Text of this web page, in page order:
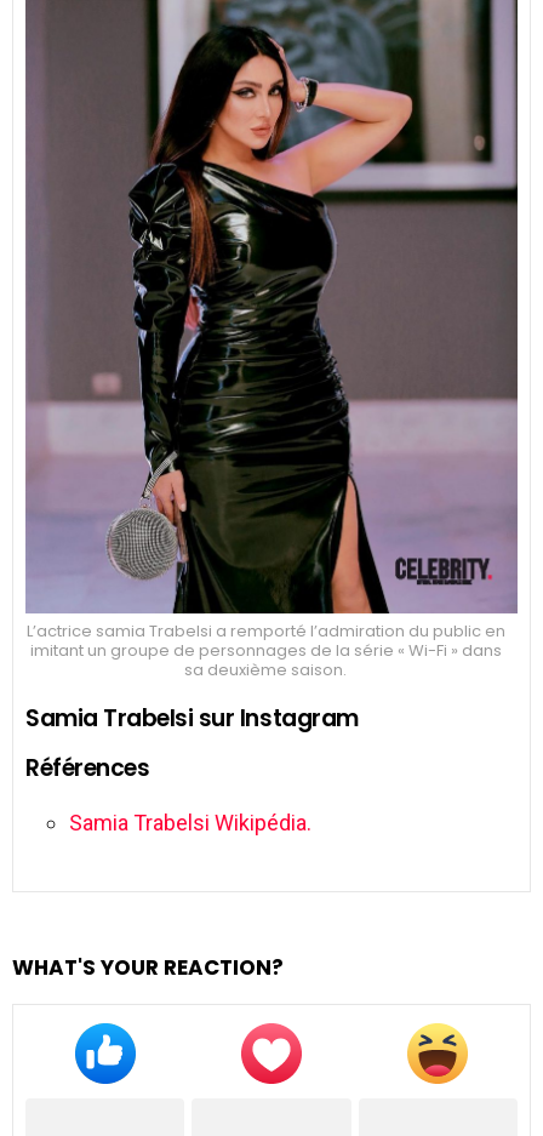
L’actrice samia Trabelsi a remporté l’admiration du public en
imitant un groupe de personnages de la série « Wi-Fi » dans
sa deuxième saison.
Samia Trabelsi sur Instagram
Références
Samia Trabelsi Wikipédia.
WHAT'S YOUR REACTION?